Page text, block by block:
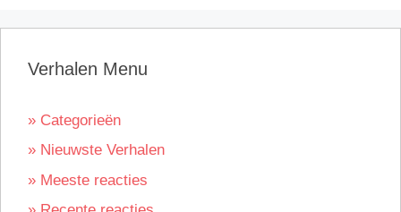
Verhalen Menu
» Categorieën
» Nieuwste Verhalen
» Meeste reacties